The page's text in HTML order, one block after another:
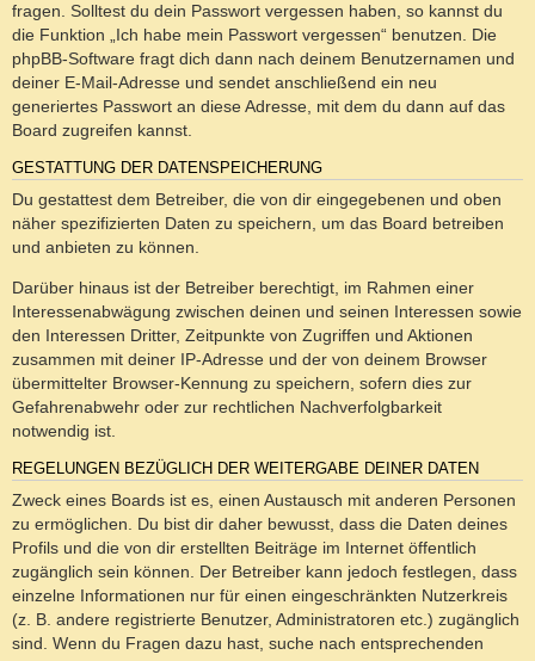
fragen. Solltest du dein Passwort vergessen haben, so kannst du
die Funktion „Ich habe mein Passwort vergessen“ benutzen. Die
phpBB-Software fragt dich dann nach deinem Benutzernamen und
deiner E-Mail-Adresse und sendet anschließend ein neu
generiertes Passwort an diese Adresse, mit dem du dann auf das
Board zugreifen kannst.
GESTATTUNG DER DATENSPEICHERUNG
Du gestattest dem Betreiber, die von dir eingegebenen und oben
näher spezifizierten Daten zu speichern, um das Board betreiben
und anbieten zu können.
Darüber hinaus ist der Betreiber berechtigt, im Rahmen einer
Interessenabwägung zwischen deinen und seinen Interessen sowie
den Interessen Dritter, Zeitpunkte von Zugriffen und Aktionen
zusammen mit deiner IP-Adresse und der von deinem Browser
übermittelter Browser-Kennung zu speichern, sofern dies zur
Gefahrenabwehr oder zur rechtlichen Nachverfolgbarkeit
notwendig ist.
REGELUNGEN BEZÜGLICH DER WEITERGABE DEINER DATEN
Zweck eines Boards ist es, einen Austausch mit anderen Personen
zu ermöglichen. Du bist dir daher bewusst, dass die Daten deines
Profils und die von dir erstellten Beiträge im Internet öffentlich
zugänglich sein können. Der Betreiber kann jedoch festlegen, dass
einzelne Informationen nur für einen eingeschränkten Nutzerkreis
(z. B. andere registrierte Benutzer, Administratoren etc.) zugänglich
sind. Wenn du Fragen dazu hast, suche nach entsprechenden